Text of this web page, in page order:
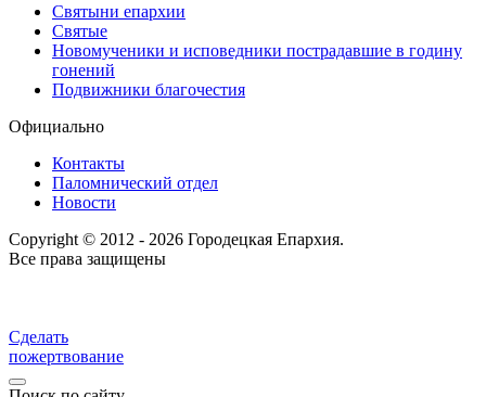
Святыни епархии
Святые
Новомученики и исповедники пострадавшие в годину
гонений
Подвижники благочестия
Официально
Контакты
Паломнический отдел
Новости
Copyright © 2012 - 2026 Городецкая Епархия.
Все права защищены
Сделать
пожертвование